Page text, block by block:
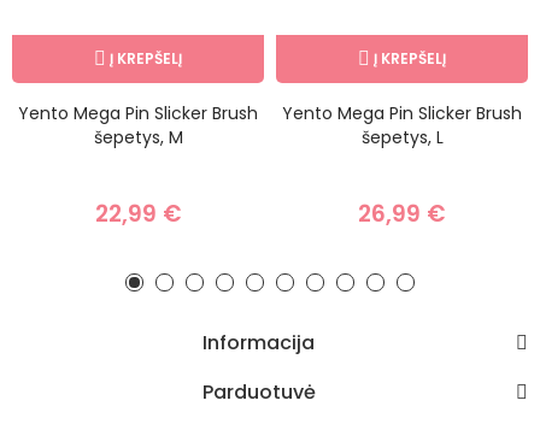
Į KREPŠELĮ
Yento Mega Pin Slicker Brush
šepetys, M
22,99 €
Į KREPŠELĮ
Yento Mega Pin Slicker Brush
šepetys, L
26,99 €
Informacija
Parduotuvė